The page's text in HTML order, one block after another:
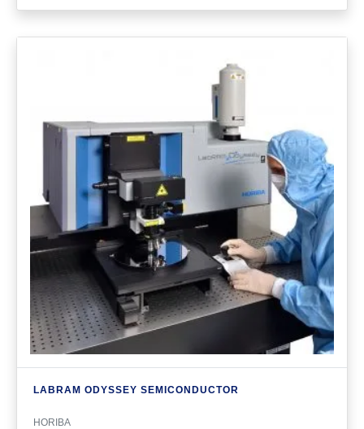
drug discovery y desarrollo de procesos.
LABRAM ODYSSEY SEMICONDUCTOR
HORIBA